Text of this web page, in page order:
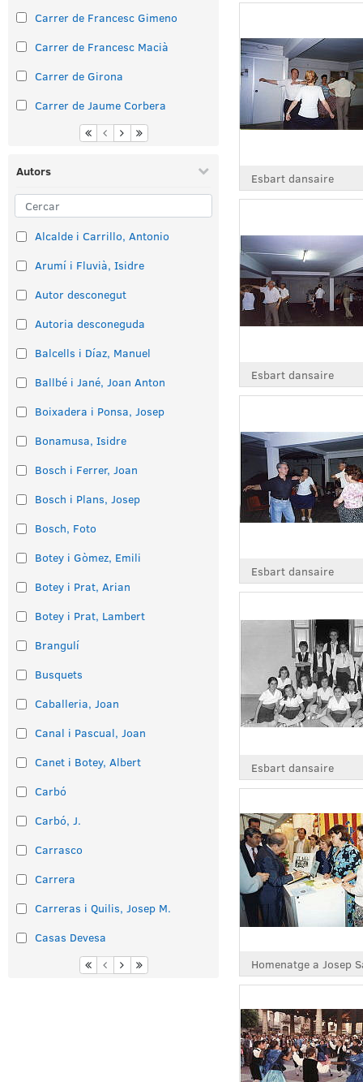
Carrer de Francesc Gimeno
Carrer de Francesc Macià
Carrer de Girona
Carrer de Jaume Corbera
Autors
Alcalde i Carrillo, Antonio
Arumí i Fluvià, Isidre
Autor desconegut
Autoria desconeguda
Balcells i Díaz, Manuel
Ballbé i Jané, Joan Anton
Boixadera i Ponsa, Josep
Bonamusa, Isidre
Bosch i Ferrer, Joan
Bosch i Plans, Josep
Bosch, Foto
Botey i Gòmez, Emili
Botey i Prat, Arian
Botey i Prat, Lambert
Brangulí
Busquets
Caballeria, Joan
Canal i Pascual, Joan
Canet i Botey, Albert
Carbó
Carbó, J.
Carrasco
Carrera
Carreras i Quilis, Josep M.
Casas Devesa
Esbart dansaire
Esbart dansaire
Esbart dansaire
Esbart dansaire
Homenatge a Josep